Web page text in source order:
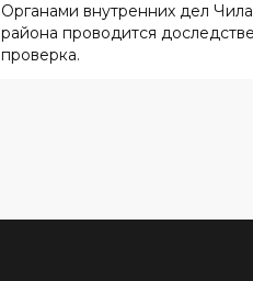
Органами внутренних дел
района проводится
проверка.